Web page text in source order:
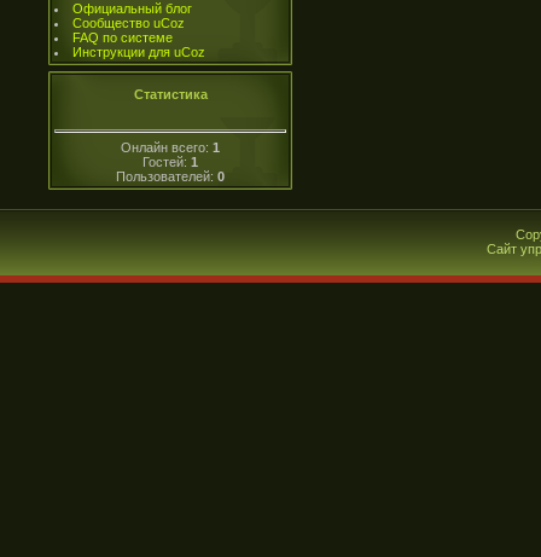
Официальный блог
Сообщество uCoz
FAQ по системе
Инструкции для uCoz
Статистика
Онлайн всего: 1
Гостей: 1
Пользователей: 0
Сайт